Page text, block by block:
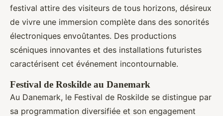
festival attire des visiteurs de tous horizons, désireux
de vivre une immersion complète dans des sonorités
électroniques envoûtantes. Des productions
scéniques innovantes et des installations futuristes
caractérisent cet événement incontournable.
Festival de Roskilde au Danemark
Au Danemark, le Festival de Roskilde se distingue par
sa programmation diversifiée et son engagement